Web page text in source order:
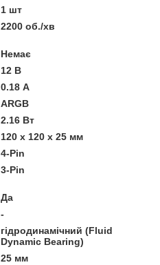
1 шт
2200 об./хв
Немає
12 В
0.18 А
ARGB
2.16 Вт
120 х 120 х 25 мм
4-Pin
3-Pin
Да
-
гідродинамічний (Fluid
Dynamic Bearing)
25 мм